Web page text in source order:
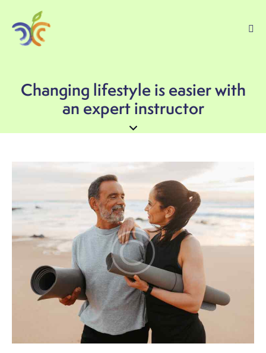
Changing lifestyle is easier with
an expert instructor